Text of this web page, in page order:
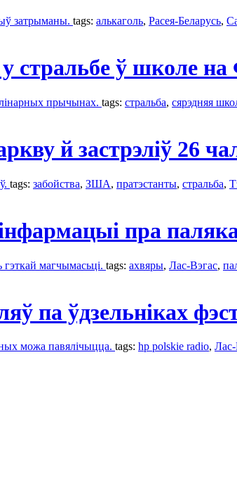
затрыманы. tags: алькаголь, Расея-Беларусь,
стральбе ў школе
прычынах. tags: стральба, сярэдняя
й застрэліў 26
tags: забойства, ЗША, пратэстанты, стральба,
пра
магчымасьці. tags: ахвяры, Лас-Вэгас,
па ўдзельніках
можа павялічыцца. tags: hp polskie radio,